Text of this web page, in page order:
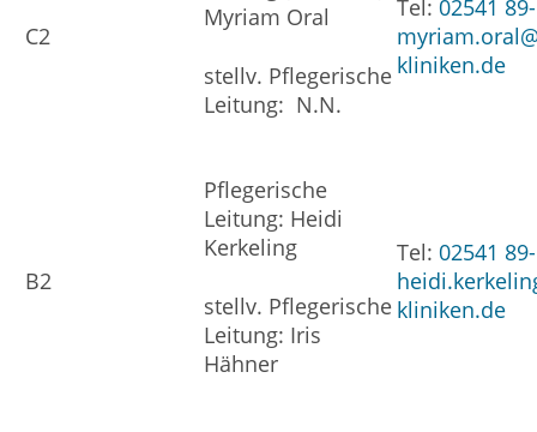
C2
Myriam Oral
stellv. Pflegerische
Leitung: N.N.
Tel: 02541
kliniken.de
B2
Pflegerische
Leitung: Heidi
Kerkeling
stellv. Pflegerische
Leitung: Iris
Hähner
Tel: 02541
kliniken.de